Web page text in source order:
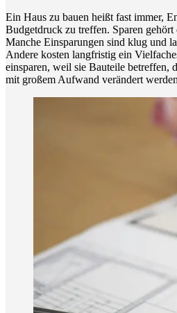
Ein Haus zu bauen heißt fast immer,
Budgetdruck zu treffen. Sparen
Manche Einsparungen sind klug und
Andere kosten langfristig ein
einsparen, weil sie Bauteile betreffen,
mit großem Aufwand verändert